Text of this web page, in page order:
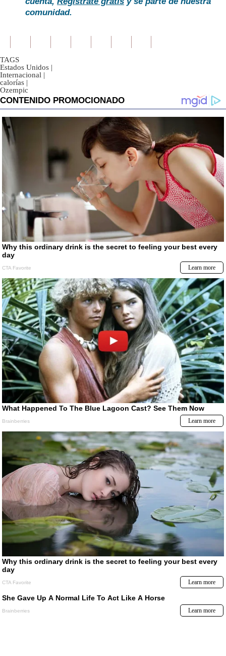
comunidad.
TAGS
Estados Unidos |
Internacional |
calorías |
Ozempic